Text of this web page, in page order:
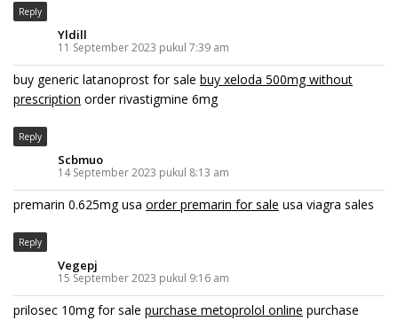
Reply
Yldill
11 September 2023 pukul 7:39 am
buy generic latanoprost for sale buy xeloda 500mg without
prescription order rivastigmine 6mg
Reply
Scbmuo
14 September 2023 pukul 8:13 am
premarin 0.625mg usa order premarin for sale usa viagra sales
Reply
Vegepj
15 September 2023 pukul 9:16 am
prilosec 10mg for sale purchase metoprolol online purchase